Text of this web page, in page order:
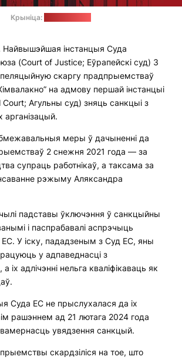
Крыніца:
Найвышэйшая інстанцыя Суда
(Court of Justice; Еўрапейскі суд) 3
апеляцыйную скаргу прадпрыемстваў
на адмову першай інстанцыі
Агульны суд) зняць санкцыі з
арганізацый.
меры ў дачыненні да
2 снежня 2021 года — за
супраць работнікаў, а таксама за
рэжыму Аляксандра
падставы ўключэння ў санкцыйны
і паспрабавалі аспрэчыць
У іску, пададзеным з Суд ЕС, яны
у адпаведнасці з
іх адлічэнні нельга кваліфікаваць як
Суда ЕС не прыслухалася да іх
рашэннем ад 21 лютага 2024 года
увядзення санкцый.
скардзіліся на тое, што